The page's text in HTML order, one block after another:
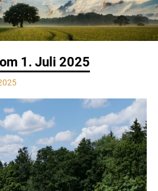
1. Juli 2025